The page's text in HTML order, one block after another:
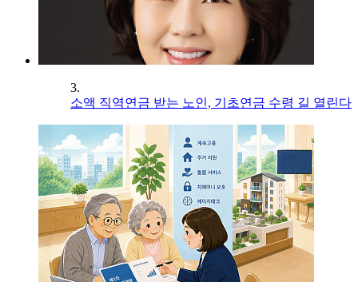
3.
소액 직역연금 받는 노인, 기초연금 수령 길 열린다